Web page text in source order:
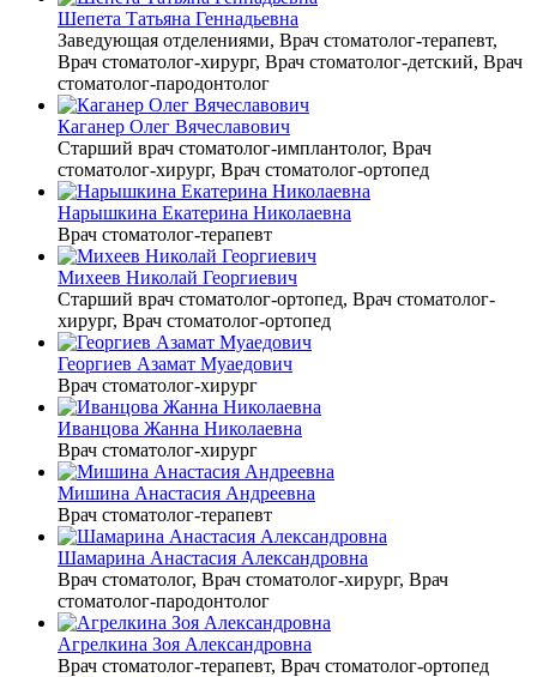
Шепета Татьяна Геннадьевна
Заведующая отделениями, Врач стоматолог-терапевт,
Врач стоматолог-хирург, Врач стоматолог-детский, Врач
стоматолог-пародонтолог
Каганер Олег Вячеславович
Старший врач стоматолог-имплантолог, Врач
стоматолог-хирург, Врач стоматолог-ортопед
Нарышкина Екатерина Николаевна
Врач стоматолог-терапевт
Михеев Николай Георгиевич
Старший врач стоматолог-ортопед, Врач стоматолог-
хирург, Врач стоматолог-ортопед
Георгиев Азамат Муаедович
Врач стоматолог-хирург
Иванцова Жанна Николаевна
Врач стоматолог-хирург
Мишина Анастасия Андреевна
Врач стоматолог-терапевт
Шамарина Анастасия Александровна
Врач стоматолог, Врач стоматолог-хирург, Врач
стоматолог-пародонтолог
Агрелкина Зоя Александровна
Врач стоматолог-терапевт, Врач стоматолог-ортопед